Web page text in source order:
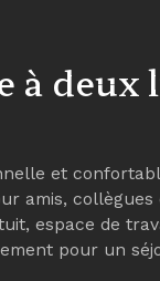
à deux
et
amis,
espace de
pour un